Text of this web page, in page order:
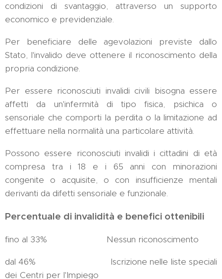
condizioni di svantaggio, attraverso un supporto
economico e previdenziale.
Per beneficiare delle agevolazioni previste dallo
Stato, l'invalido deve ottenere il riconoscimento della
propria condizione.
Per essere riconosciuti invalidi civili bisogna essere
affetti da un'infermità di tipo fisica, psichica o
sensoriale che comporti la perdita o la limitazione ad
effettuare nella normalità una particolare attività.
Possono essere riconosciuti invalidi i cittadini di età
compresa tra i 18 e i 65 anni con minorazioni
congenite o acquisite, o con insufficienze mentali
derivanti da difetti sensoriale e funzionale.
Percentuale di invalidità e benefici ottenibili
fino al 33% Nessun riconoscimento
dal 46% Iscrizione nelle liste speciali
dei Centri per l'Impiego